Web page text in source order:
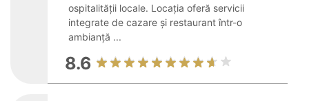
ospitalității locale. Locația oferă servicii
integrate de cazare și restaurant într-o
ambianță ...
8.6